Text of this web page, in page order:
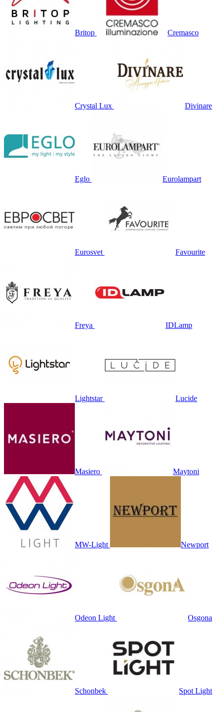
Britop Cremasco
Crystal Lux Divinare
Eglo Eurolampart
Eurosvet Favourite
Freya IDLamp
Lightstar Lucide
Masiero Maytoni
MW-Light Newport
Odeon Light Osgona
Schonbek Spot Light